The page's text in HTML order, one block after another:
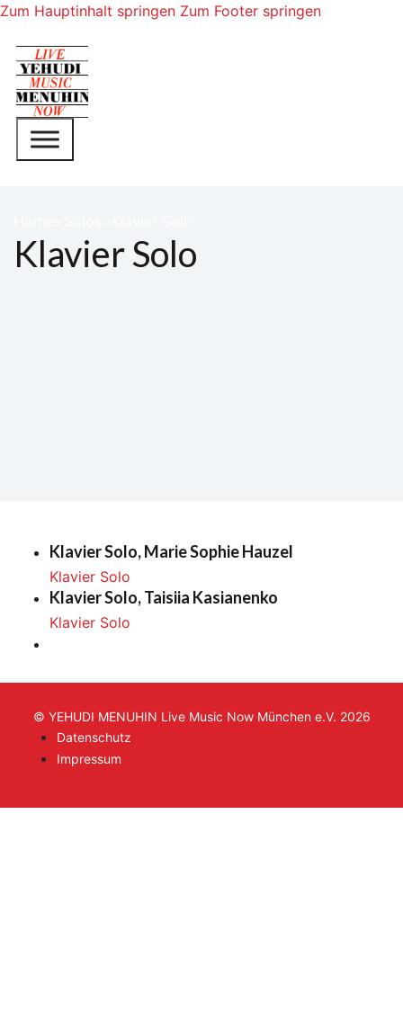
Zum Hauptinhalt springen Zum Footer springen
Klavier Solo
Klavier Solo, Marie Sophie Hauzel
Klavier Solo
Klavier Solo, Taisiia Kasianenko
Klavier Solo
© YEHUDI MENUHIN Live Music Now München e.V. 2026
Datenschutz
Impressum